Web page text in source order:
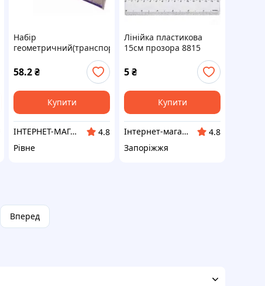
Набір
геометричний(транспортир,
трик.30х60х90, трик.15
см, лінійка 20 см) (1/)
58.2₴
Купити
ІНТЕРНЕТ-МАГАЗИН "КНОПКА"
4.8
Рівне
Лінійка пластикова
15см прозора 8815
5₴
Купити
Інтернет-магазин "Русалочка"
4.8
Запоріжжя
Вперед